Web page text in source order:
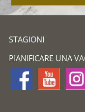
STAGIONI
PIANIFICARE UNA